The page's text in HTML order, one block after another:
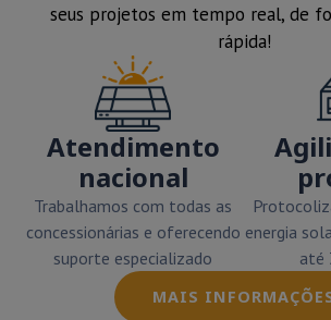
seus projetos em tempo real, de
rápida!
Atendimento
nacional
Trabalhamos com todas as
concessionárias e oferecendo
suporte especializado
energia
até
MAIS